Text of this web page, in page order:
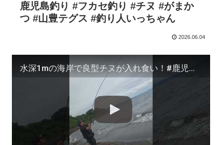
鹿児島釣り #フカセ釣り #チヌ #がまか
つ #山豊テグス #釣り人いっちゃん
2026.06.04
水深1mの海岸で良型チヌが入れ食い！#鹿児島釣り #フカセ釣り #チヌ #がまかつ #山豊テグス #釣り人いっちゃん